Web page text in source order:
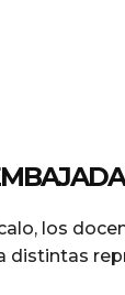
los
distintas